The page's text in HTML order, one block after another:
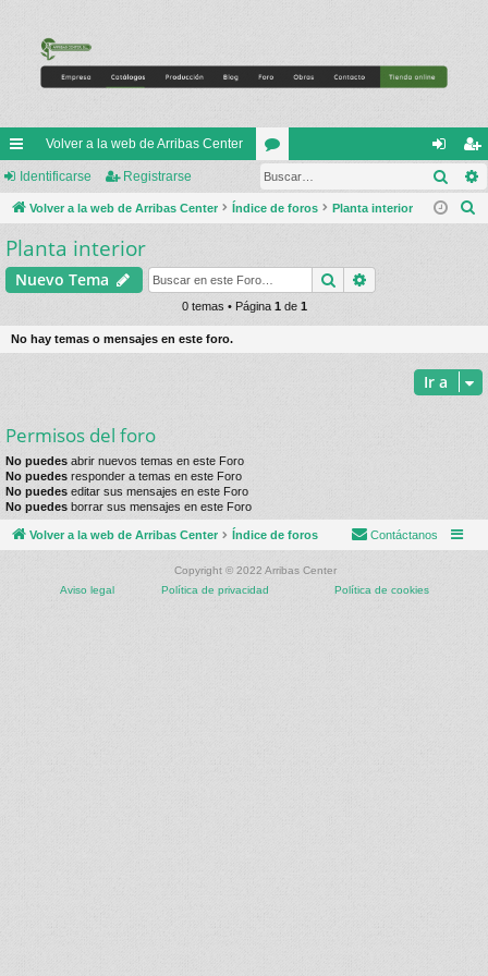
nl
ac
es
rá
do
Volver a la web de Arribas Center
or
os
de
nti
eg
ist
Identificarse Registrarse
Volver a la web de Arribas Center Índice de foros Planta interior
r
Planta interior
Nuevo Tema Buscar
0 temas • Página 1de 1
No hay temas o mensajes en este foro.
Ir a
Permisos del foro
No puedes abrir nuevos temas en este Foro
No puedes responder a temas en este Foro
No puedes editar sus mensajes en este Foro
No puedes borrar sus mensajes en este Foro
Volver a la web de Arribas Center Índice de foros Contáctanos
Copyright © 2022 Arribas Center
Aviso legal
Política de privacidad Política de cookies